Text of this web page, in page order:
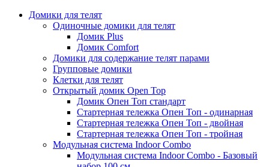
Домики для телят
Одиночные домики для телят
Домик Plus
Домик Comfort
Домики для содержание телят парами
Групповые домики
Клетки для телят
Открытый домик Open Top
Домик Опен Топ стандарт
Стартерная тележка Опен Топ - одинарная
Стартерная тележка Опен Топ - двойная
Стартерная тележка Опен Топ - тройная
Модульная система Indoor Combo
Модульная система Indoor Combo - Базовый